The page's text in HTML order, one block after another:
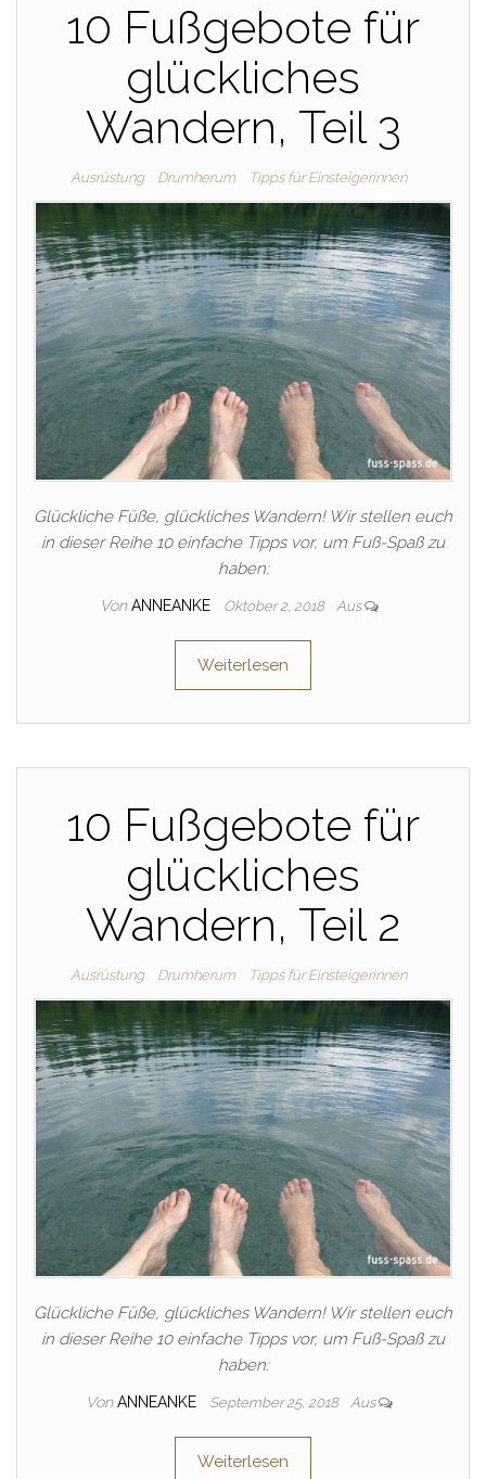
10 Fußgebote für
glückliches
Wandern, Teil 3
Ausrüstung Drumherum Tipps für Einsteigerinnen
Glückliche Füße, glückliches Wandern! Wir stellen euch
in dieser Reihe 10 einfache Tipps vor, um Fuß-Spaß zu
haben:
Von ANNEANKE Oktober 2, 2018 Aus
Weiterlesen
10 Fußgebote für
glückliches
Wandern, Teil 2
Ausrüstung Drumherum Tipps für Einsteigerinnen
Glückliche Füße, glückliches Wandern! Wir stellen euch
in dieser Reihe 10 einfache Tipps vor, um Fuß-Spaß zu
haben:
Von ANNEANKE September 25, 2018 Aus
Weiterlesen